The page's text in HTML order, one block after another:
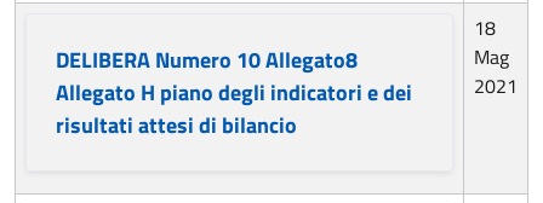
DELIBERA Numero 10 Allegato8
Allegato H piano degli indicatori e dei
risultati attesi di bilancio
18
Mag
2021